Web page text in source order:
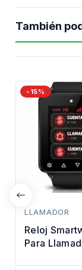
También
-15%
LLAMADOR
Reloj
Para